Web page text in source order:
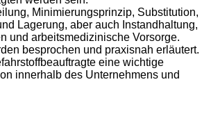
Minimierungsprinzip, Substitution,
Lagerung, aber auch Instandhaltung,
und arbeitsmedizinische Vorsorge.
besprochen und praxisnah erläutert.
eine wichtige
innerhalb des Unternehmens und